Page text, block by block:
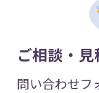
ご相談・
問い合わせフ